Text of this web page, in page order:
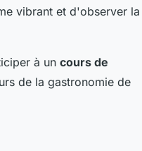
vibrant et d'observer la
à un cours de
de la gastronomie de